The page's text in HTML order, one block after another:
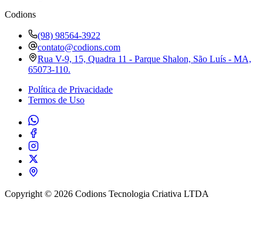
Codions
(98) 98564-3922
contato@codions.com
Rua V-9, 15, Quadra 11 - Parque Shalon, São Luís - MA,
65073-110.
Política de Privacidade
Termos de Uso
Copyright © 2026 Codions Tecnologia Criativa LTDA